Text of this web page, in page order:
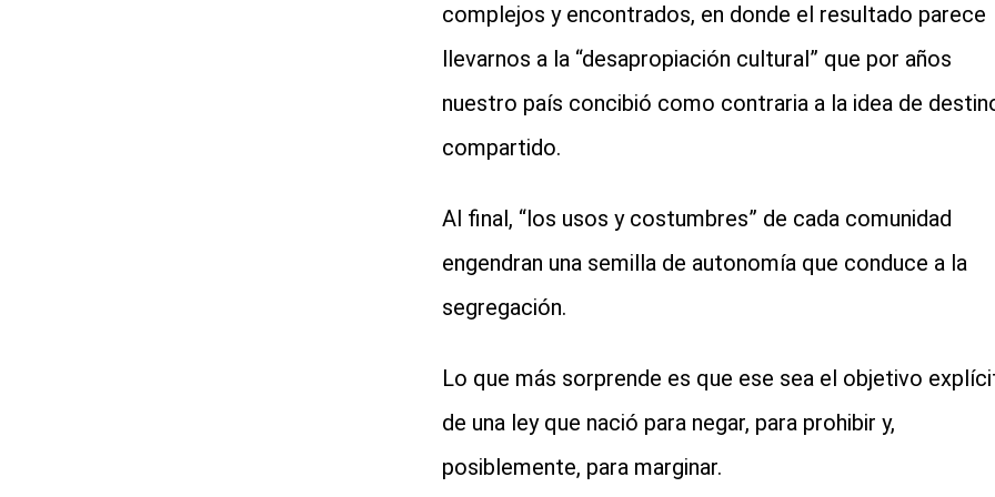
complejos y encontrados, en donde el resultado parece
llevarnos a la “desapropiación cultural” que por años
nuestro país concibió como contraria a la idea de
compartido.
Al final, “los usos y costumbres” de cada comunidad
engendran una semilla de autonomía que conduce a la
segregación.
Lo que más sorprende es que ese sea el objetivo
de una ley que nació para negar, para prohibir y,
posiblemente, para marginar.